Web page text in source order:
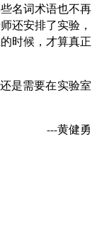
名词术语也不再
还安排了实验，
时候，才算真正
是需要在实验室
---黄健勇